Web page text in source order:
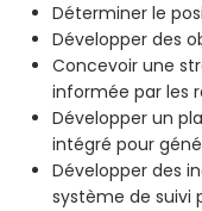
Déterminer le
Développer des
Concevoir une
informée par les
Développer un
intégré pour
Développer des
système de suivi